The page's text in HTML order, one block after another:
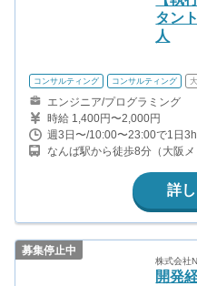
タン
人
コンサルティング コンサルティング
エンジニア/プログラミング
時給 1,400円〜2,000円
週3日〜/10:00〜23:00で1日
なんば駅から徒歩8分（大阪
から徒歩9分（四つ橋線）
詳
募集停止中
株式会社
開発